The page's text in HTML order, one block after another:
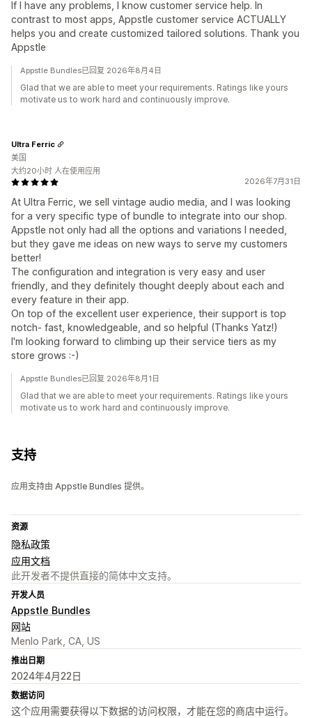
If I have any problems, I know customer service help. In
contrast to most apps, Appstle customer service ACTUALLY
helps you and create customized tailored solutions. Thank you
Appstle
Appstle Bundles已回复 2026年8月4日
Glad that we are able to meet your requirements. Ratings like yours
motivate us to work hard and continuously improve.
2026年7月31日
At Ultra Ferric, we sell vintage audio media, and I was looking
for a very specific type of bundle to integrate into our shop.
Appstle not only had all the options and variations I needed,
but they gave me ideas on new ways to serve my customers
better!
The configuration and integration is very easy and user
friendly, and they definitely thought deeply about each and
every feature in their app.
On top of the excellent user experience, their support is top
notch- fast, knowledgeable, and so helpful (Thanks Yatz!)
I'm looking forward to climbing up their service tiers as my
store grows :-)
Ultra Ferric
美国
大约20小时 人在使用应用
Appstle Bundles已回复 2026年8月1日
Glad that we are able to meet your requirements. Ratings like yours
motivate us to work hard and continuously improve.
支持
应用支持由 Appstle Bundles 提供。
资源
隐私政策
应用文档
此开发者不提供直接的简体中文支持。
开发人员
Appstle Bundles
网站
Menlo Park, CA, US
推出日期
2024年4月22日
数据访问
这个应用需要获得以下数据的访问权限，才能在您的商店中运行。